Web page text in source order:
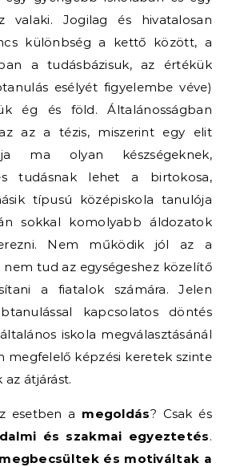
valaki. Jogilag és hivatalosan
különbség a kettő között, a
a tudásbázisuk, az értékük
esélyét figyelembe véve)
ég és föld. Általánosságban
az a tézis, miszerint egy elit
ma olyan készségeknek,
tudásnak lehet a birtokosa,
típusú középiskola tanulója
sokkal komolyabb áldozatok
Nem működik jól az a
nem tud az egységeshez közelítő
a fiatalok számára. Jelen
kapcsolatos döntés
iskola megválasztásánál
megfelelő képzési keretek szinte
átjárást.
esetben a megoldás? Csak és
és szakmai egyeztetés.
megbecsültek és motiváltak a